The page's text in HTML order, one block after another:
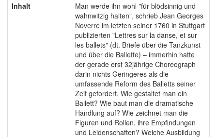
Inhalt
Man werde ihn wohl "für blödsinnig und
wahnwitzig halten", schrieb Jean Georges
Noverre im letzten seiner 1760 in Stuttgart
publizierten "Lettres sur la danse, et sur
les ballets" (dt. Briefe über die Tanzkunst
und über die Ballette) – immerhin hatte
der gerade erst 32jährige Choreograph
darin nichts Geringeres als die
umfassende Reform des Balletts seiner
Zeit gefordert. Wie gestaltet man ein
Ballett? Wie baut man die dramatische
Handlung auf? Wie zeichnet man die
Figuren und Rollen, ihre Empfindungen
und Leidenschaften? Welche Ausbildung